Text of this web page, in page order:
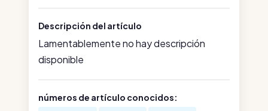
Descripción del artículo
Lamentablemente no hay descripción
disponible
números de artículo conocidos: